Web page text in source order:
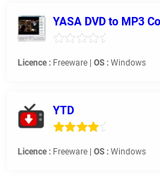
YASA DVD to MP3
Licence : Freeware | OS : Windows
YTD
Licence : Freeware | OS : Windows